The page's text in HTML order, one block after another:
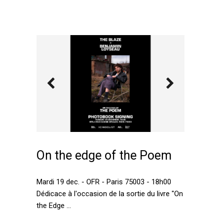
On the edge of the Poem
Mardi 19 dec. - OFR - Paris 75003 - 18h00
Dédicace à l'occasion de la sortie du livre "On
the Edge